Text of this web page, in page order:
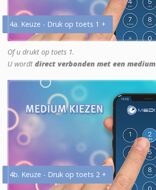
4a. Keuze - Druk op toets 1 +
Of u drukt op toets 1.
U wordt direct verbonden met een medium
4b. Keuze - Druk op toets 2 +